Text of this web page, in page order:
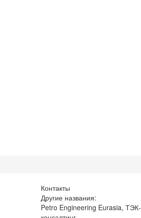
Контакты
Другие названия:
Petro Engineering Eurasia, ТЭК-